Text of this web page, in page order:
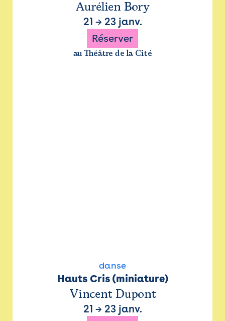
Aurélien Bory
21 → 23 janv.
Réserver
au Théâtre de la Cité
danse
Hauts Cris (miniature)
Vincent Dupont
21 → 23 janv.